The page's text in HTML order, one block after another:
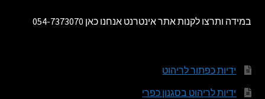
במידה ותרצו לקנות אתר אינטרנט אנחנו כאן 054-7373070
ידיות כפתור לריהוט
ידיות לריהוט בסגנון כפרי